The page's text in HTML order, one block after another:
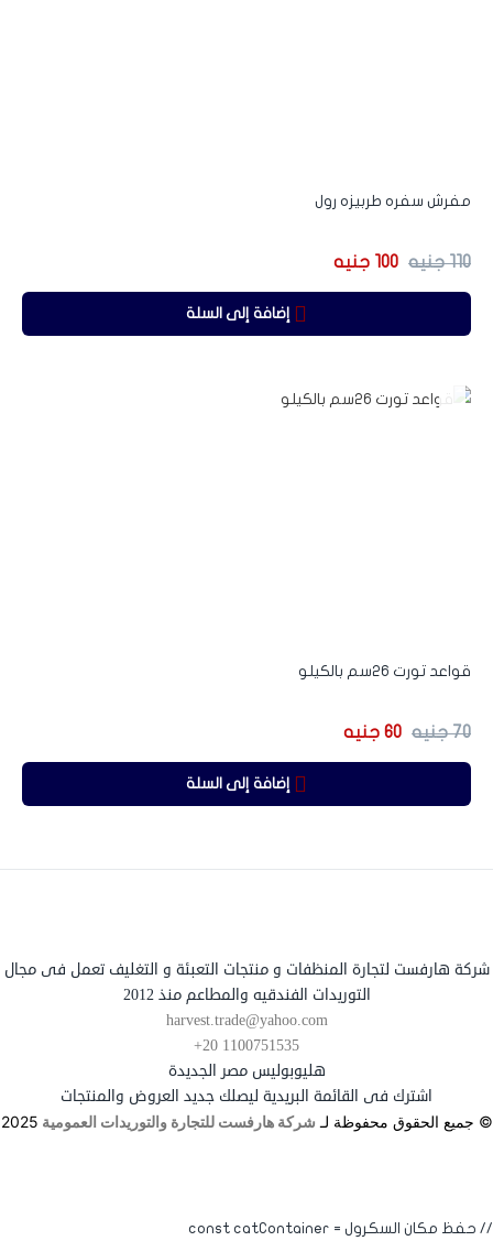
مفرش سفره طربيزه رول
110 جنيه 100 جنيه
إضافة إلى السلة
قواعد تورت 26سم بالكيلو
70 جنيه 60 جنيه
إضافة إلى السلة
شركة هارفست لتجارة المنظفات و منتجات التعبئة و التغليف تعمل فى مجال
التوريدات الفندقيه والمطاعم منذ 2012
harvest.trade@yahoo.com
+20 1100751535
هليوبوليس مصر الجديدة
اشترك فى القائمة البريدية ليصلك جديد العروض والمنتجات
© جميع الحقوق محفوظة لـ شركة هارفست للتجارة والتوريدات العمومية 2025
// حفظ مكان السكرول const catContainer =